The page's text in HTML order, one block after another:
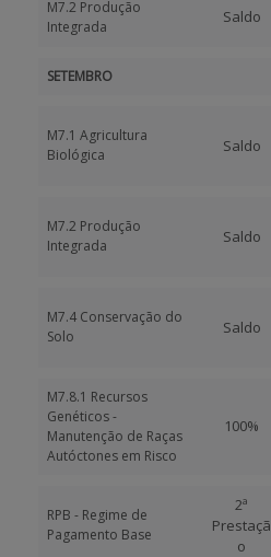
M7.2 Produção
Integrada
Saldo
SETEMBRO
M7.1 Agricultura
Biológica
Saldo
M7.2 Produção
Integrada
Saldo
M7.4 Conservação do
Solo
Saldo
M7.8.1 Recursos
Genéticos -
Manutenção de Raças
Autóctones em Risco
100%
RPB - Regime de
Pagamento Base
2ª
Prestaçã
o